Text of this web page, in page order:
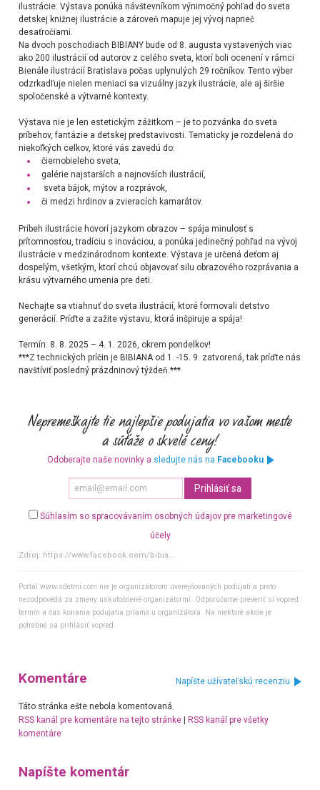
ilustrácie. Výstava ponúka návštevníkom výnimočný pohľad do sveta
detskej knižnej ilustrácie a zároveň mapuje jej vývoj naprieč
desaťročiami.
Na dvoch poschodiach BIBIANY bude od 8. augusta vystavených viac
ako 200 ilustrácií od autorov z celého sveta, ktorí boli ocenení v rámci
Bienále ilustrácií Bratislava počas uplynulých 29 ročníkov. Tento výber
odzrkadľuje nielen meniaci sa vizuálny jazyk ilustrácie, ale aj širšie
spoločenské a výtvarné kontexty.
Výstava nie je len estetickým zážitkom – je to pozvánka do sveta
príbehov, fantázie a detskej predstavivosti. Tematicky je rozdelená do
niekoľkých celkov, ktoré vás zavedú do:
čiernobieleho sveta,
galérie najstarších a najnovších ilustrácií,
sveta bájok, mýtov a rozprávok,
či medzi hrdinov a zvieracích kamarátov.
Príbeh ilustrácie hovorí jazykom obrazov – spája minulosť s
prítomnosťou, tradíciu s inováciou, a ponúka jedinečný pohľad na vývoj
ilustrácie v medzinárodnom kontexte. Výstava je určená deťom aj
dospelým, všetkým, ktorí chcú objavovať silu obrazového rozprávania a
krásu výtvarného umenia pre deti.
Nechajte sa vtiahnuť do sveta ilustrácií, ktoré formovali detstvo
generácií. Príďte a zažite výstavu, ktorá inšpiruje a spája!
Termín: 8. 8. 2025 – 4. 1. 2026, okrem pondelkov!
***Z technických príčin je BIBIANA od 1. -15. 9. zatvorená, tak príďte nás
navštíviť posledný prázdninový týždeň.***
Odoberajte naše novinky a sledujte nás na Facebooku
Súhlasím so spracovávaním osobných údajov pre marketingové
účely
Zdroj: https://www.facebook.com/bibia...
Portál www.sdetmi.com nie je organizátorom uverejňovaných podujatí a preto
nezodpovedá za zmeny uskutočnené organizátormi. Odporúčame preveriť si vopred
termín a čas konania podujatia priamo u organizátora. Na niektoré akcie je
potrebné sa prihlásiť vopred.
Komentáre Napíšte užívateľskú recenziu
Táto stránka ešte nebola komentovaná.
RSS kanál pre komentáre na tejto stránke| RSS kanál pre všetky
komentáre
Napíšte komentár